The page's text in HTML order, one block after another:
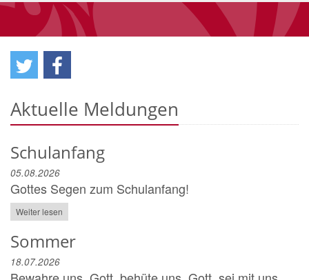
Aktuelle Meldungen
Schulanfang
05.08.2026
Gottes Segen zum Schulanfang!
Weiter lesen
Sommer
18.07.2026